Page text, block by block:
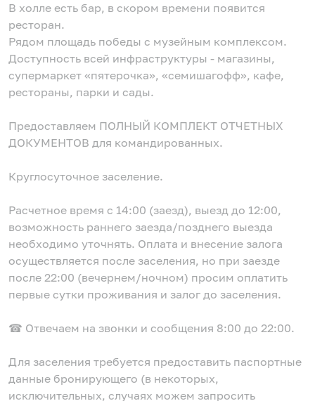
В холле есть бар, в скором времени появится
ресторан.
Рядом площадь победы с музейным комплексом.
Доступность всей инфраструктуры - магазины,
супермаркет «пятерочка», «семишагофф», кафе,
рестораны, парки и сады.
Предоставляем ПОЛНЫЙ КОМПЛЕКТ ОТЧЕТНЫХ
ДОКУМЕНТОВ для командированных.
Круглосуточное заселение.
Расчетное время с 14:00 (заезд), выезд до 12:00,
возможность раннего заезда/позднего выезда
необходимо уточнять. Оплата и внесение залога
осуществляется после заселения, но при заезде
после 22:00 (вечернем/ночном) просим оплатить
первые сутки проживания и залог до заселения.
☎ Отвечаем на звонки и сообщения 8:00 до 22:00.
Для заселения требуется предоставить паспортные
данные бронирующего (в некоторых,
исключительных, случаях можем запросить